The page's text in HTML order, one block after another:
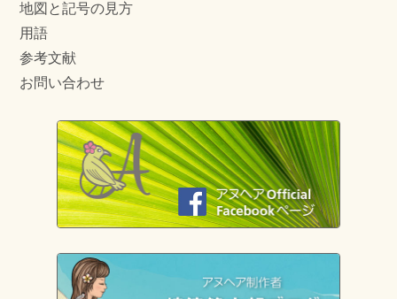
地図と記号の見方
用語
参考文献
お問い合わせ